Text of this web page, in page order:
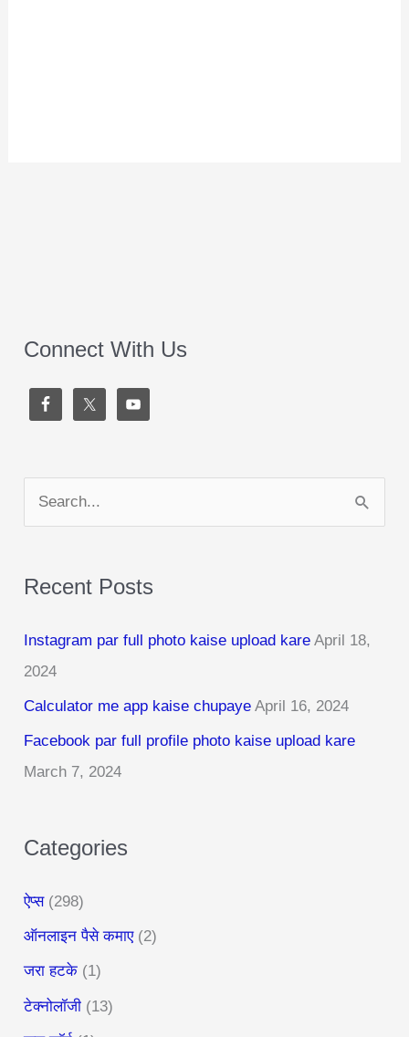
Connect With Us
e
r
h
f
o
r
:
Recent Posts
Instagram par full photo kaise upload kare April 18,
2024
Calculator me app kaise chupaye April 16, 2024
Facebook par full profile photo kaise upload kare
March 7, 2024
Categories
ऐप्स(298)
ऑनलाइन पैसे कमाए(2)
जरा हटके (1)
टेक्नोलॉजी (13)